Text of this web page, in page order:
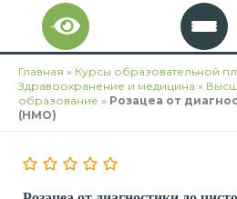
Перейти
содержимому
Главная » Курсы образовательной
Здравоохранение и медицина »
образование » Розацеа от
(НМО)